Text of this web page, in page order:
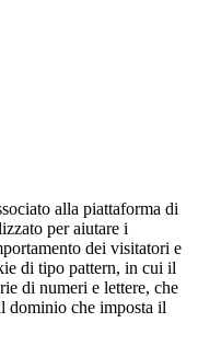
alla piattaforma di
per aiutare i
dei visitatori e
di tipo pattern, in cui il
di numeri e lettere, che
dominio che imposta il